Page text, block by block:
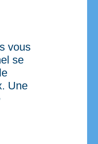
vous
se
Une